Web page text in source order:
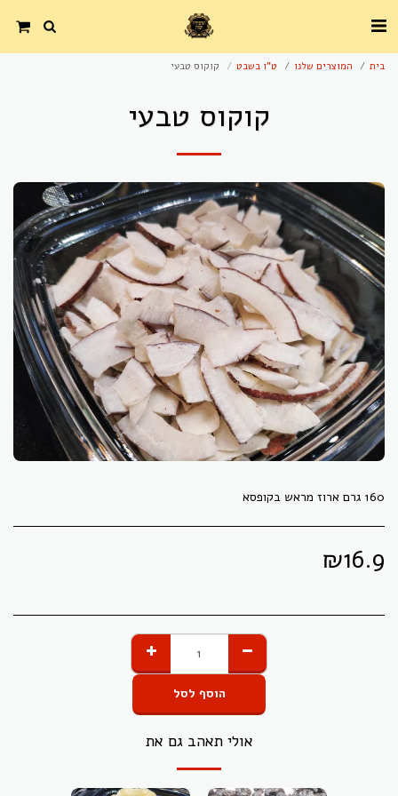
בית המוצרים שלנו ט"ו בשבט קוקוס טבעי
קוקוס טבעי
160 גרם ארוז מראש בקופסא
₪16.9
הוסף לסל
אולי תאהב גם את